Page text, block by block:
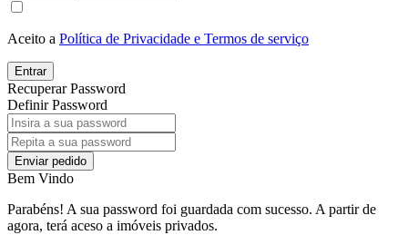
Aceito a Política de Privacidade e Termos de serviço
Entrar
Recuperar Password
Definir Password
Enviar pedido
Bem Vindo
Parabéns! A sua password foi guardada com sucesso. A partir de
agora, terá aceso a imóveis privados.